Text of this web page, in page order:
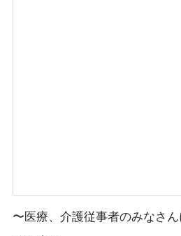
〜医療、介護従事者のみなさ